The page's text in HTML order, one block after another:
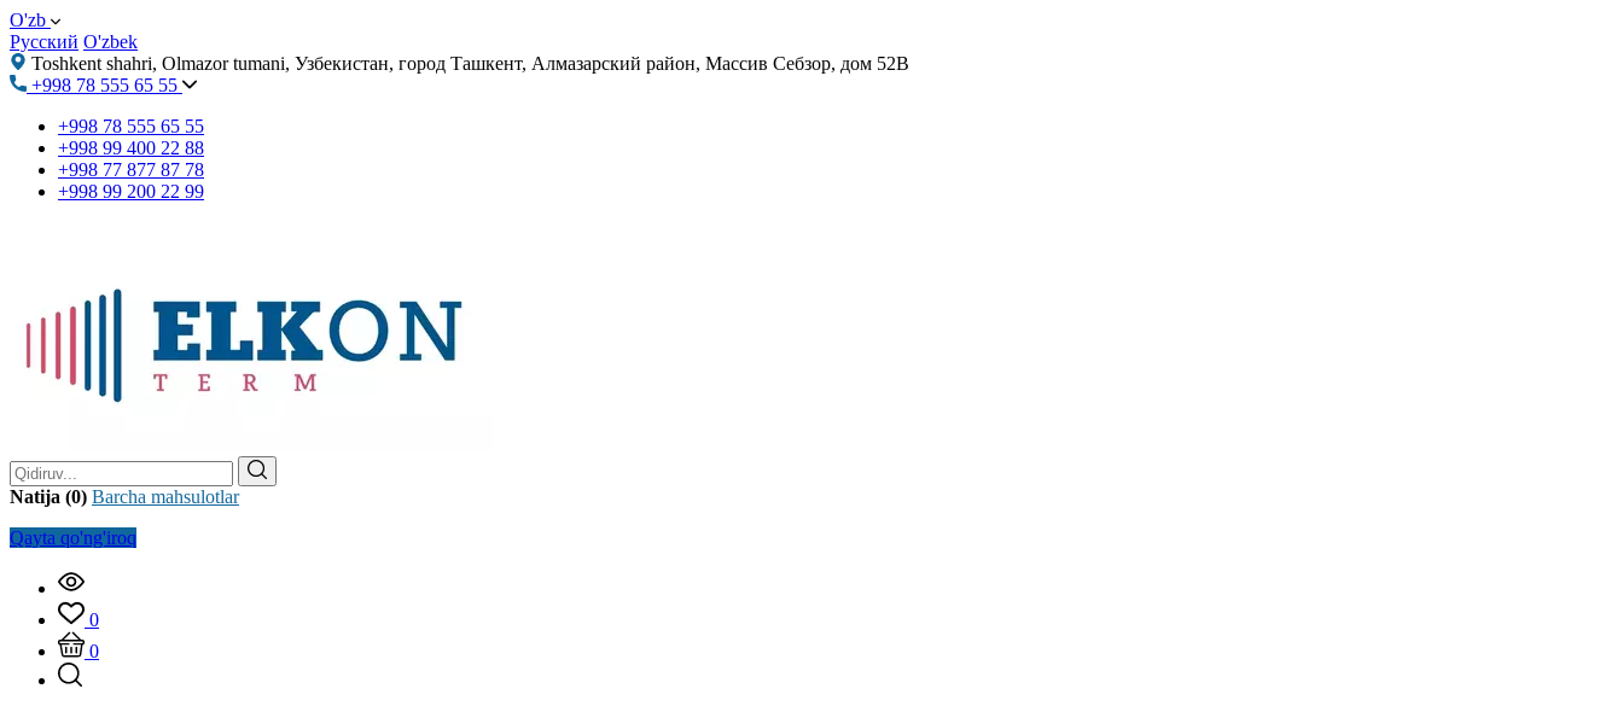
O'zb
Русский O'zbek
Toshkent shahri, Olmazor tumani, Узбекистан, город Ташкент, Алмазарский район, Массив Себзор, дом 52В
+998 78 555 65 55
+998 78 555 65 55
+998 99 400 22 88
+998 77 877 87 78
+998 99 200 22 99
Natija (0) Barcha mahsulotlar
Qayta qo'ng'iroq
0
0